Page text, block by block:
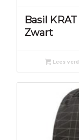
Basil
Zwart
Lees